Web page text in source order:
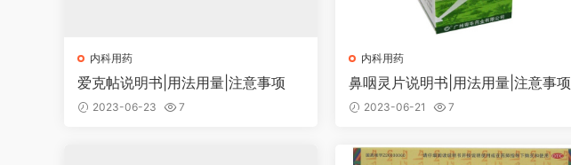
内科用药
爱克帖说明书|用法用量|注意事项
2023-06-23 7
内科用药
鼻咽灵片说明书|用法用量|注意事项
2023-06-21 7